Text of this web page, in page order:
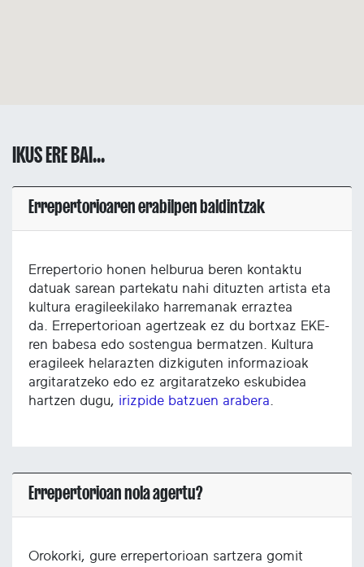
IKUS ERE BAI...
Errepertorioaren erabilpen baldintzak
Errepertorio honen helburua beren kontaktu
datuak sarean partekatu nahi dituzten artista eta
kultura eragileekilako harremanak erraztea
da. Errepertorioan agertzeak ez du bortxaz EKE-
ren babesa edo sostengua bermatzen. Kultura
eragileek helarazten dizkiguten informazioak
argitaratzeko edo ez argitaratzeko eskubidea
hartzen dugu, irizpide batzuen arabera
Errepertorioan nola agertu?
Orokorki, gure errepertorioan sartzera gomit